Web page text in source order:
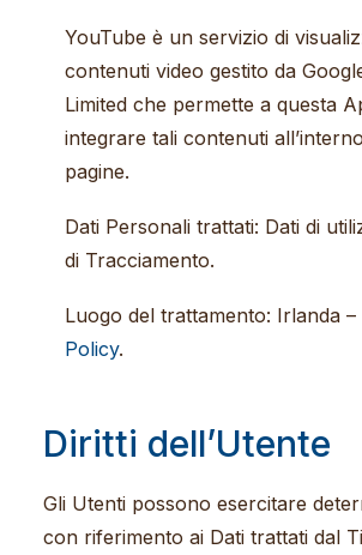
YouTube è un servizio di
contenuti video gestito da
Limited che permette a questa
integrare tali contenuti
pagine.
Dati Personali trattati: Dati di
di Tracciamento.
Luogo del trattamento: Irlanda –
Policy.
Diritti dell’Utente
Gli Utenti possono esercitare
con riferimento ai Dati trattati dal